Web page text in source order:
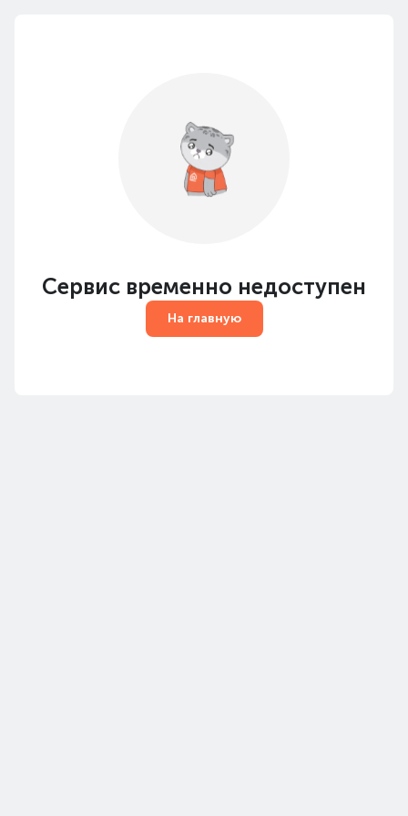
Сервис временно недоступен
На главную